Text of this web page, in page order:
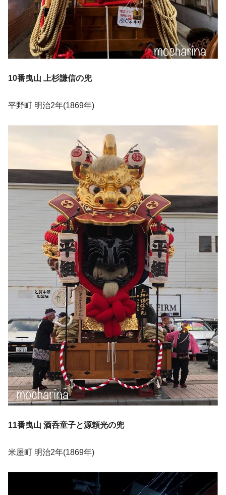
10番曳山 上杉謙信の兜
平野町 明治2年(1869年)
11番曳山 酒呑童子と源頼光の兜
米屋町 明治2年(1869年)